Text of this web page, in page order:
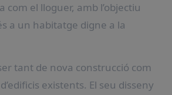
com el lloguer, amb l’objectiu
a un habitatge digne a la
tant de nova construcció com
existents. El seu disseny